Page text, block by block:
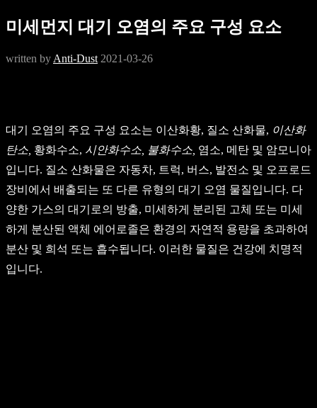
미세먼지 대기 오염의 주요 구성 요소
written by Anti-Dust 2021-03-26
대기 오염의 주요 구성 요소는 이산화황, 질소 산화물, 이산화
탄소, 황화수소, 시안화수소, 불화수소, 염소, 메탄 및 암모니아
입니다. 질소 산화물은 자동차, 트럭, 버스, 발전소 및 오프로드
장비에서 배출되는 또 다른 유형의 대기 오염 물질입니다. 다
양한 가스의 대기로의 방출, 미세하게 분리된 고체 또는 미세
하게 분산된 액체 에어로졸은 환경의 자연적 용량을 초과하여
분산 및 희석 또는 흡수됩니다. 이러한 물질은 건강에 치명적
입니다.